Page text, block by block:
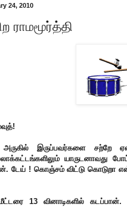
24, 2010
ராமமூர்த்தி
அருகில் இருப்பவர்களை சற்றே
யாருடனாவது
டேய் ! கொஞ்சம் விட்டு
மீட்டரை 13 வினாடிகளில்